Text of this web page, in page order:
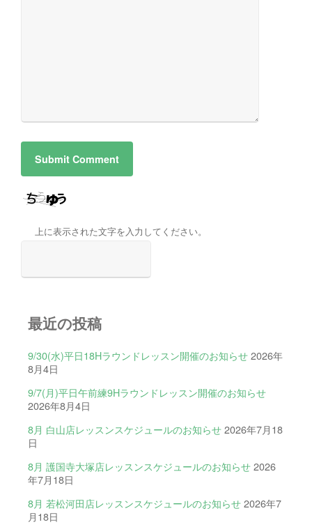
上に表示された文字を入力してください。
最近の投稿
9/30(水)平日18Hラウンドレッスン開催のお知らせ 2026年
8月4日
9/7(月)平日午前練9Hラウンドレッスン開催のお知らせ
2026年8月4日
8月 白山店レッスンスケジュールのお知らせ 2026年7月18
日
8月 護国寺大塚店レッスンスケジュールのお知らせ 2026
年7月18日
8月 若松河田店レッスンスケジュールのお知らせ 2026年7
月18日